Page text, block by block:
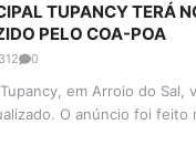
TUPANCY TERÁ
PELO COA-POA
312 0
em Arroio do Sal,
O anúncio foi feito